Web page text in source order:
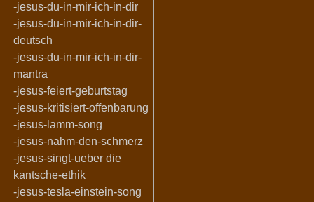
-jesus-du-in-mir-ich-in-dir
-jesus-du-in-mir-ich-in-dir-
deutsch
-jesus-du-in-mir-ich-in-dir-
mantra
-jesus-feiert-geburtstag
-jesus-kritisiert-offenbarung
-jesus-lamm-song
-jesus-nahm-den-schmerz
-jesus-singt-ueber die
kantsche-ethik
-jesus-tesla-einstein-song